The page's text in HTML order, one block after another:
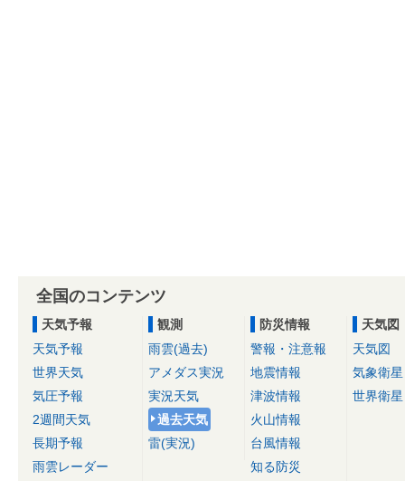
全国のコンテンツ
天気予報
天気予報
世界天気
気圧予報
2週間天気
長期予報
雨雲レーダー
観測
雨雲(過去)
アメダス実況
実況天気
過去天気
雷(実況)
防災情報
警報・注意報
地震情報
津波情報
火山情報
台風情報
知る防災
天気図
天気図
気象衛星
世界衛星